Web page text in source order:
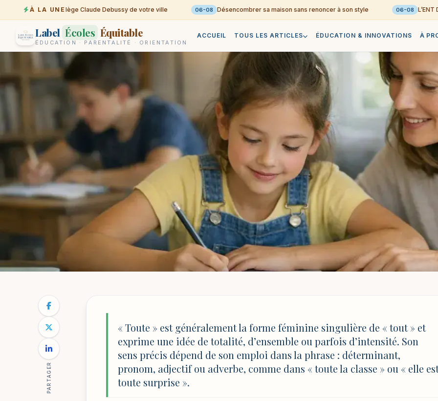
À LA UNE
Trouvez le collège Claude Debussy de votre ville 06-08 Désencombrer sa maison sans renoncer à son style 06-08 L’ENT
Label Écoles Équitable
ÉDUCATION · PARENTALITÉ · ORIENTATION
ACCUEIL TOUS LES ARTICLES ÉDUCATION & INNOVATIONS À
NOTRE BLOG
Toute : définition simple, règles
exemples
6 mai 2026 17 min de lecture
PARTAGER
« Toute » est généralement la forme féminine singulière de « tout » et
exprime une idée de totalité, d’ensemble ou parfois d’intensité. Son
sens précis dépend de son emploi dans la phrase : déterminant,
pronom, adjectif ou adverbe, comme dans « toute la classe » ou « elle
toute surprise ».